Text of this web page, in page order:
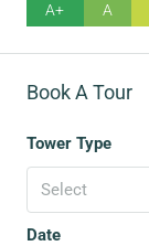
A+ A
Book A Tour
Tower Type
Select
Date